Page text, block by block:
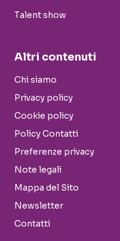
Talent show
Altri contenuti
Chi siamo
Privacy policy
Cookie policy
Policy Contatti
Preferenze privacy
Note legali
Mappa del Sito
Newsletter
Contatti